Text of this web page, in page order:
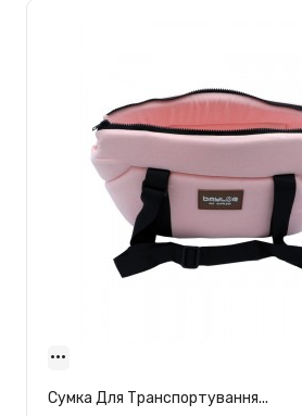
Сумка Для Транспортування...